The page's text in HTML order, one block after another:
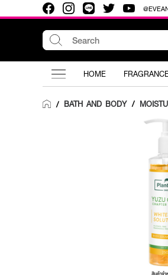
HOME
/ BATH AND BODY /